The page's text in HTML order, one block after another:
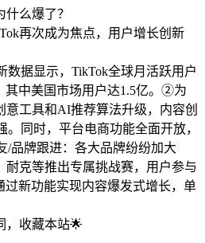
么爆了？
再次成为焦点，用户增长创新
据显示，TikTok全球月活跃用户
其中美国市场用户达1.5亿。②为
意工具和AI推荐算法升级，内容创
同时，平台电商功能全面开放，
品牌跟进：各大品牌纷纷加大
耐克等推出专属挑战赛，用户参与
过新功能实现内容爆发式增长，单
，收藏本站🌟